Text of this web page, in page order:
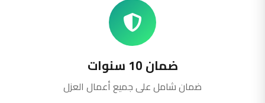
ضمان 10 سنوات
ضمان شامل على جميع أعمال العزل